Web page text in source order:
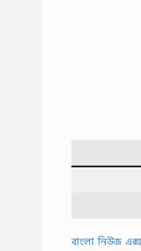
বাংলা নিউজ